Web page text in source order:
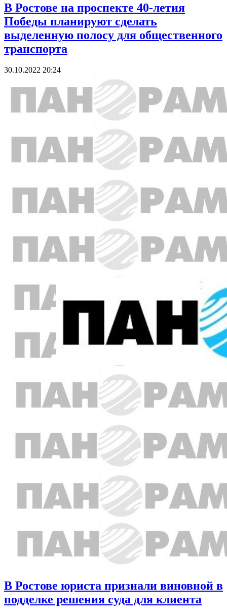
В Ростове на проспекте 40-летия
Победы планируют сделать
выделенную полосу для общественного
транспорта
30.10.2022 20:24
В Ростове юриста признали виновной в
подделке решения суда для клиента